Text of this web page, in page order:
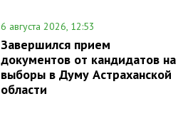
6 августа 2026, 12:53
Завершился прием
документов от кандидатов на
выборы в Думу Астраханской
области